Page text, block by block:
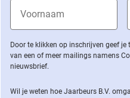
Door te klikken op inschrijven geef
van een of meer mailings namens
nieuwsbrief.
Wil je weten hoe Jaarbeurs B.V.